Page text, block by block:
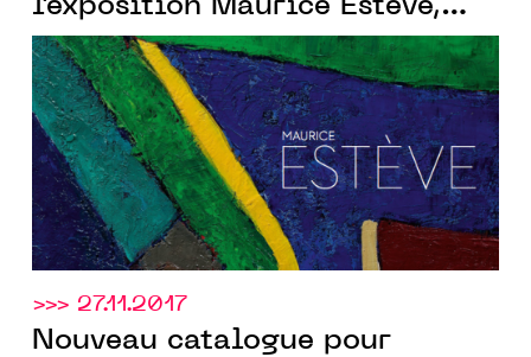
l'exposition Maurice Estève,
Applicat-Prazan
>>> 27.11.2017
Nouveau catalogue pour